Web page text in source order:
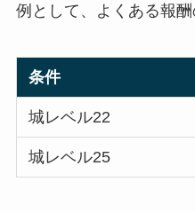
例として、よくある報酬
条件
城レベル22
城レベル25